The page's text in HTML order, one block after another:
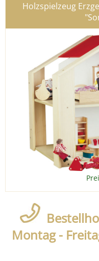
Holzspielzeug
Montag -